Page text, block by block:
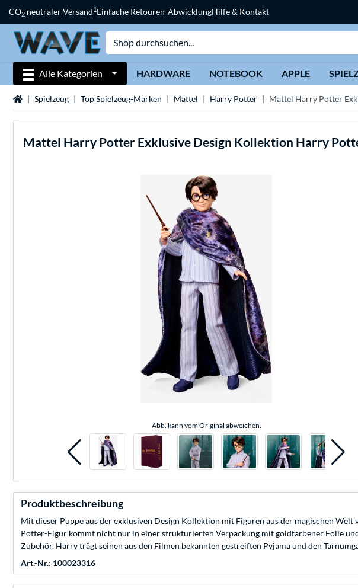
CO2 neutraler Versand1Einfache Retouren-AbwicklungHilfe & Kontakt
Alle Kategorien HARDWARE NOTEBOOK APPLE
StartseiteSpielzeug Top Spielzeug-Marken Mattel Harry Potter Mattel Harry Potter
Mattel Harry Potter Exklusive Design Kollektion Harry
Abb. kann vom Original abweichen.
Produktbeschreibung
Mit dieser Puppe aus der exklusiven Design Kollektion mit Figuren aus der magischen
Potter-Figur kommt nicht nur in einer strukturierten Verpackung mit goldfarbener Folie
Zubehör. Harry trägt seinen aus den Filmen bekannten gestreiften Pyjama und den
Art.-Nr.: 100023316